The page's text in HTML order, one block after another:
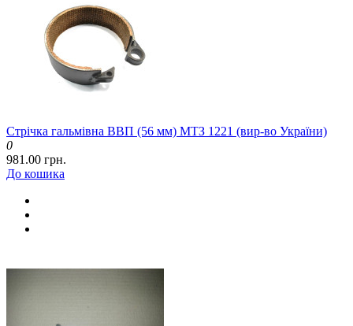
Стрічка гальмівна ВВП (56 мм) МТЗ 1221 (вир-во України)
0
981.00 грн.
До кошика